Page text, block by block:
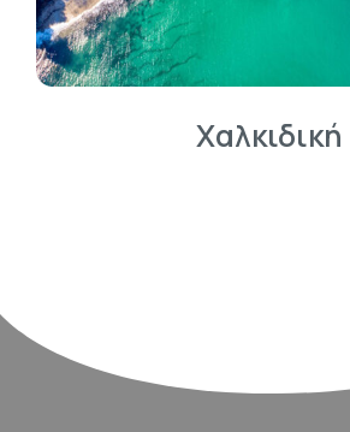
Χαλκιδική